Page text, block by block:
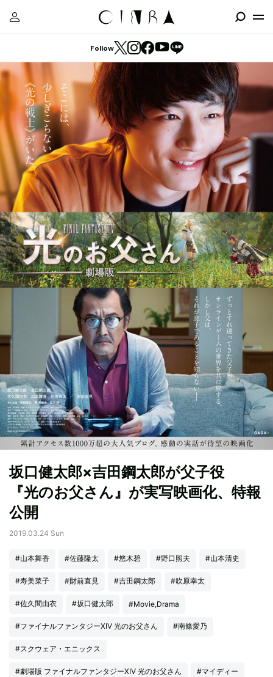
Follow
坂口健太郎×吉田鋼太郎が父子役
『光のお父さん』が実写映画化、特報
公開
2019.03.24 Sun
#山本舞香 #佐藤隆太 #悠木碧 #野口照夫 #山本清史
#寿美菜子 #財前直見 #吉田鋼太郎 #吹原幸太
#佐久間由衣 #坂口健太郎 #Movie,Drama
#ファイナルファンタジーXIV 光のお父さん #南條愛乃
#スクウェア・エニックス
#劇場版 ファイナルファンタジーXIV 光のお父さん #マイディー